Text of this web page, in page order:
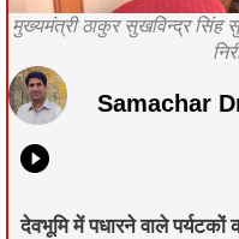
मुख्यमंत्री ठाकुर सुखविन्द्र सिंह
Samachar
देवभूमि में पधारने वाले पर्यटकों